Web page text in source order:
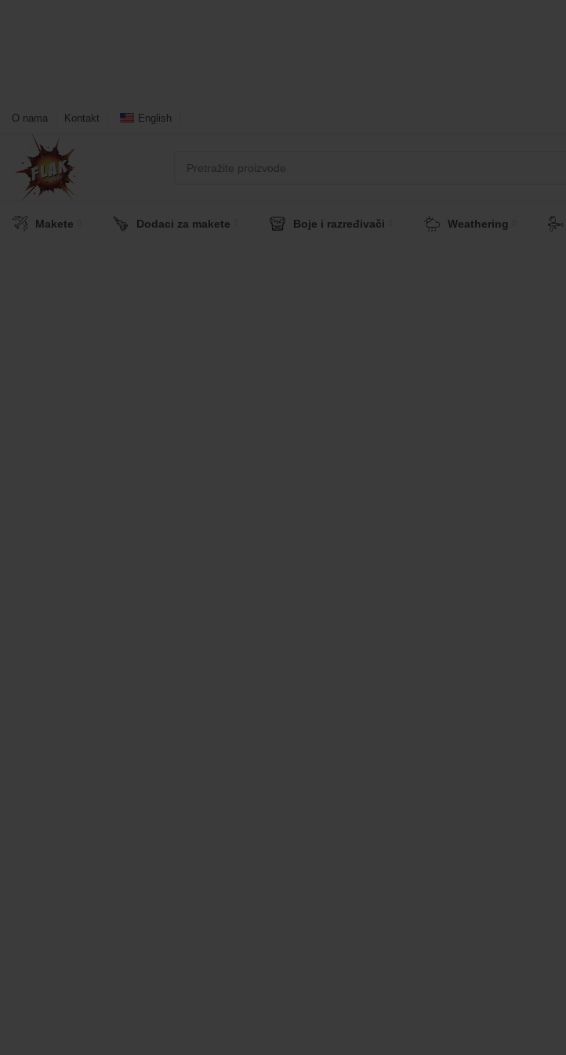
O nama Kontakt English
Makete Dodaci za makete Boje i razređivači Weathering